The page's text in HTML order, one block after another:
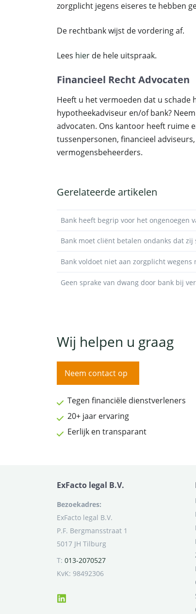
zorgplicht jegens eiseres te hebben
De rechtbank wijst de vordering af.
Lees hier de hele uitspraak.
Financieel Recht Advocaten
Heeft u het vermoeden dat u schade
hypotheekadviseur en/of bank?
advocaten. Ons kantoor heeft ruime
tussenpersonen, financieel
vermogensbeheerders.
Gerelateerde artikelen
Bank heeft begrip voor het ongenoegen
Bank moet cliënt betalen ondanks dat
Bank voldoet niet aan zorgplicht wegens
Geen sprake van dwang door bank bij
Wij helpen u graag
Neem contact op
Tegen financiële dienstverleners
20+ jaar ervaring
Eerlijk en transparant
ExFacto legal B.V.
Bezoekadres:
ExFacto legal B.V.
P.F. Bergmansstraat 1
5017 JH Tilburg
T: 013-2070527
KvK: 98492306